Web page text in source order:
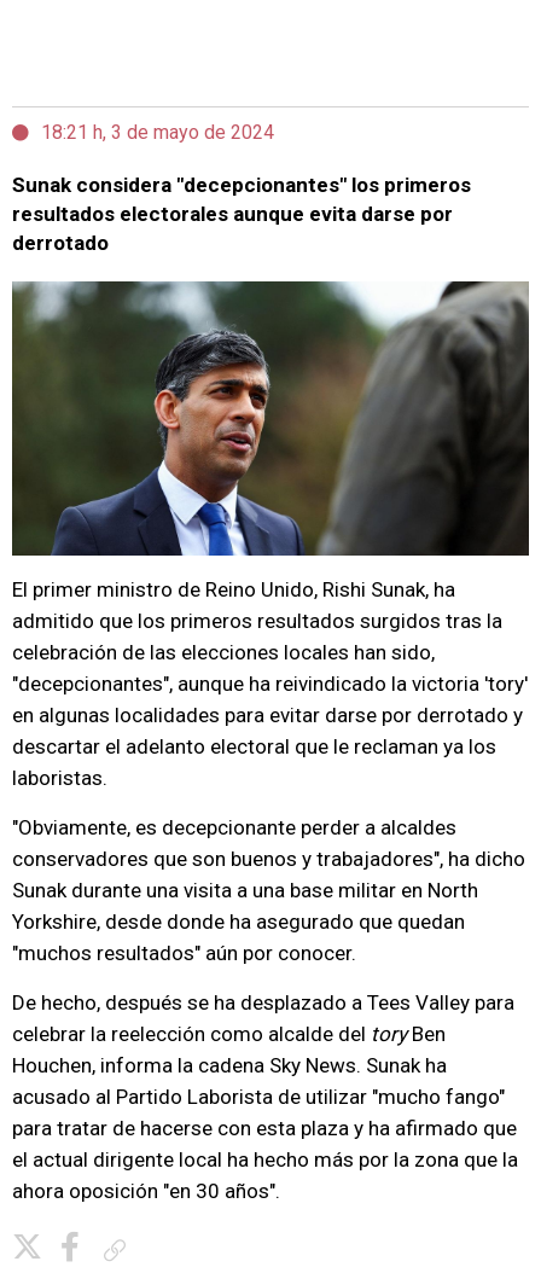
18:21 h, 3 de mayo de 2024
Sunak considera "decepcionantes" los primeros
resultados electorales aunque evita darse por
derrotado
El primer ministro de Reino Unido, Rishi Sunak, ha
admitido que los primeros resultados surgidos tras la
celebración de las elecciones locales han sido,
"decepcionantes", aunque ha reivindicado la victoria 'tory'
en algunas localidades para evitar darse por derrotado y
descartar el adelanto electoral que le reclaman ya los
laboristas.
"Obviamente, es decepcionante perder a alcaldes
conservadores que son buenos y trabajadores", ha dicho
Sunak durante una visita a una base militar en North
Yorkshire, desde donde ha asegurado que quedan
"muchos resultados" aún por conocer.
De hecho, después se ha desplazado a Tees Valley para
celebrar la reelección como alcalde del toryBen
Houchen, informa la cadena Sky News. Sunak ha
acusado al Partido Laborista de utilizar "mucho fango"
para tratar de hacerse con esta plaza y ha afirmado que
el actual dirigente local ha hecho más por la zona que la
ahora oposición "en 30 años".